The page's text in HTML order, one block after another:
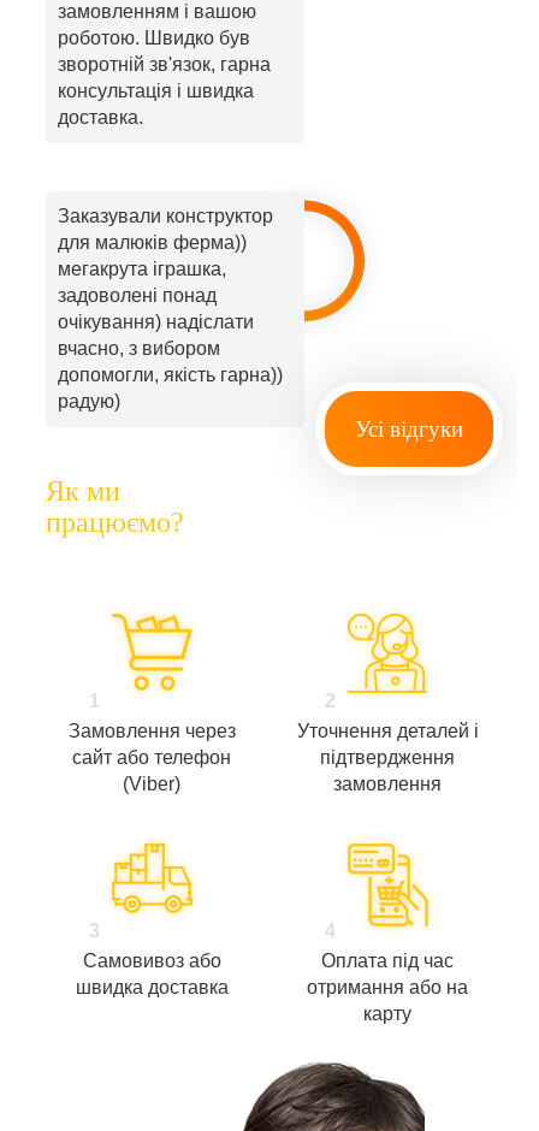
замовленням і вашою
роботою. Швидко був
зворотній зв'язок, гарна
консультація і швидка
доставка.
Заказували конструктор
для малюків ферма))
мегакрута іграшка,
задоволені понад
очікування) надіслати
вчасно, з вибором
допомогли, якість гарна))
радую)
Усі відгуки
Як ми
працюємо?
1
Замовлення через
сайт або телефон
(Viber)
2
Уточнення деталей і
підтвердження
замовлення
3
Самовивоз або
швидка доставка
4
Оплата під час
отримання або на
карту